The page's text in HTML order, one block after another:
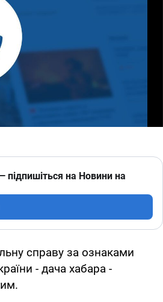
підпишіться на Новини на
справу за ознаками
- дача хабара -